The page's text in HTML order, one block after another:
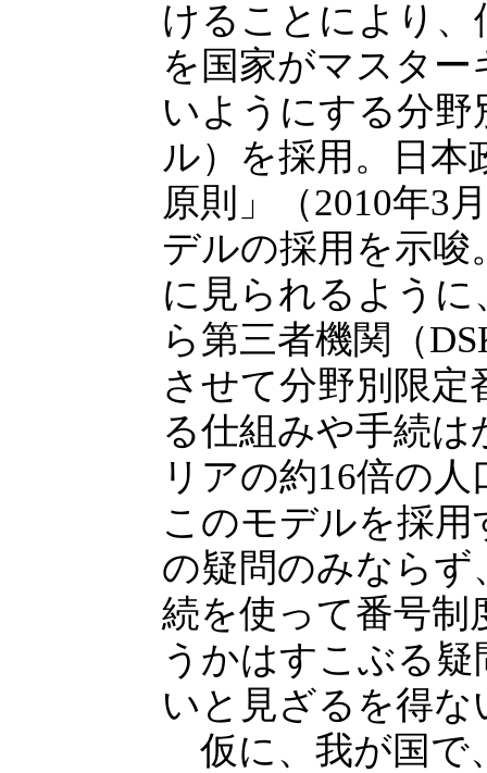
けることにより
を国家がマスタ
いようにする分
ル）を採用。日本
原則」（2010年3
デルの採用を示
に見られるように
ら第三者機関（
させて分野別限定
る仕組みや手続
リアの約16倍の
このモデルを採
の疑問のみなら
続を使って番号制
うかはすこぶる
いと見ざるを得な
仮に、我が国で